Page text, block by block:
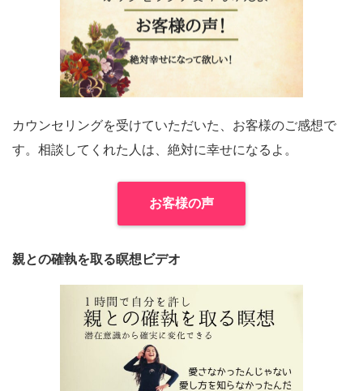
カウンセリングを受けていただいた、お客様のご感想で
す。相談してくれた人は、絶対に幸せになるよ。
お客様の声
親との確執を取る瞑想ビデオ